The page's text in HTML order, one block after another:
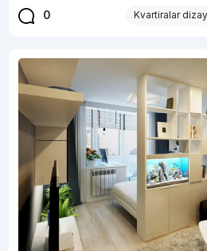
0 Kvartiralar